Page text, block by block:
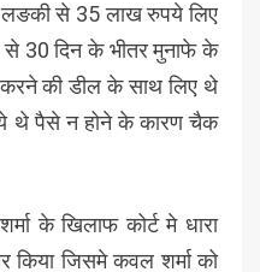
लङकी से 35 लाख रुपये लिए
से 30 दिन के भीतर मुनाफे के
की डील के साथ लिए थे
थे पैसे न होने के कारण चैक
के खिलाफ कोर्ट मे धारा
किया जिसमे कवल शर्मा को